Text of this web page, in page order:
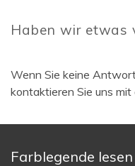
Haben wir etwas
Wenn Sie keine
kontaktieren Sie uns mit
Farblegende lesen